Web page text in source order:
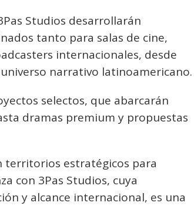
Studios desarrollarán
tanto para salas de cine,
internacionales, desde
narrativo latinoamericano.
selectos, que abarcarán
dramas premium y propuestas
territorios estratégicos para
con 3Pas Studios, cuya
y alcance internacional, es una